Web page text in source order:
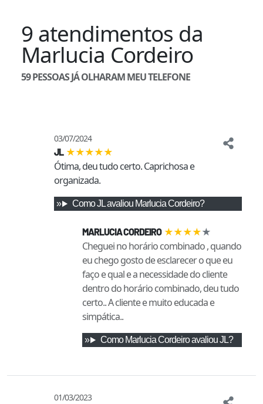
9 atendimentos da
Marlucia Cordeiro
59PESSOAS JÁ OLHARAM MEU TELEFONE
03/07/2024
JL ★★★★★
Ótima, deu tudo certo. Caprichosa e
organizada.
ComoJLavaliou Marlucia Cordeiro?
MARLUCIA CORDEIRO ★★★★★
Cheguei no horário combinado , quando
eu chego gosto de esclarecer o que eu
faço e qual e a necessidade do cliente
dentro do horário combinado, deu tudo
certo.. A cliente e muito educada e
simpática..
Como Marlucia CordeiroavaliouJL?
01/03/2023